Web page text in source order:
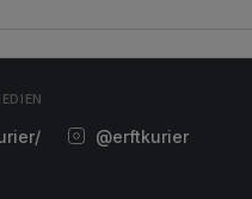
@erftkurier